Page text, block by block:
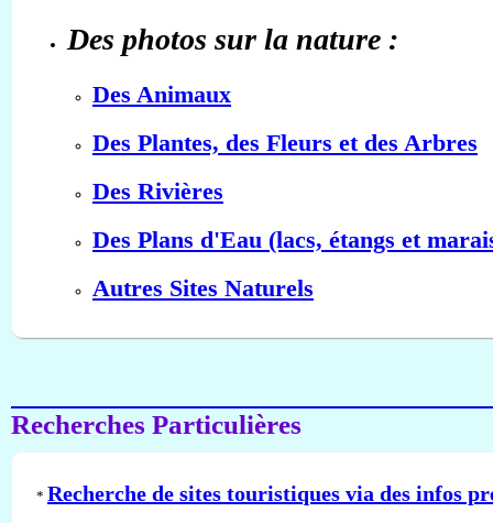
Des photos sur la nature :
Des Animaux
Des Plantes, des Fleurs et des Arbres
Des Rivières
Des Plans d'Eau (lacs, étangs et
Autres Sites Naturels
Recherches Particulières
* Recherche de sites touristiques via des infos